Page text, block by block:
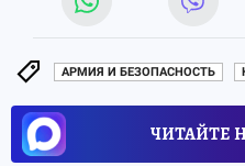
АРМИЯ И БЕЗОПАСНОСТЬ
ЧИТАЙТЕ